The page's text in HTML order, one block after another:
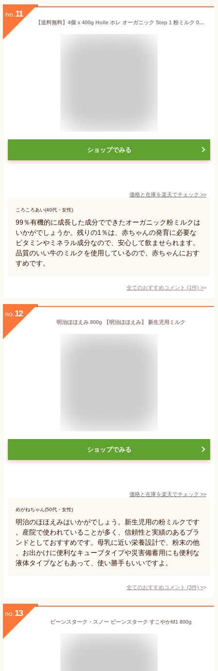
no. 11
【送料無料】4個 x 400g Holle ホレ オーガニック Step 1 粉ミルク 0ヶ月〜6ヶ月 海外通販
ショップでみる
価格と在庫を楽天でチェック >>
ころころあい(40代・女性)
99％有機的に成長した成分でできたオーガニック粉ミルクは
いかがでしょうか。残りの1％は、赤ちゃんの発育に必要な
ビタミンやミネラル成分なので、安心して飲ませられます。
品質のいい牛のミルクを使用しているので、赤ちゃんにおす
すめです。
全てのおすすめコメント (1件) >
no. 12
明治ほほえみ 800g 【明治ほほえみ】 新生児用ミルク
ショップでみる
価格と在庫を楽天でチェック >>
めがねちゃん(50代・女性)
明治のほほえみはいかがでしょう。新生児用の粉ミルクです
。産院で使われていることが多く、信頼性と実績のあるブラ
ンドとしておすすめです。母乳に近い栄養設計で、粉末の他
、お出かけに便利なキューブタイプや災害備蓄用にも便利な
液体タイプなどもあって、使い勝手もいいですよ。
全てのおすすめコメント (3件) >
no. 13
ビーンスターク・スノー ビーンスターク すこやかM1 800g